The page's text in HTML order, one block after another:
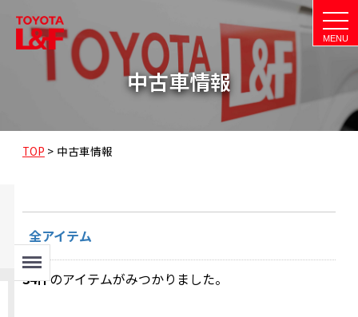
t
o
g
中古車情報
TOP > 中古車情報
Menu
全アイテム
34件のアイテムがみつかりました。